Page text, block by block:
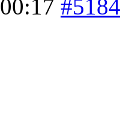
00:17 #5184